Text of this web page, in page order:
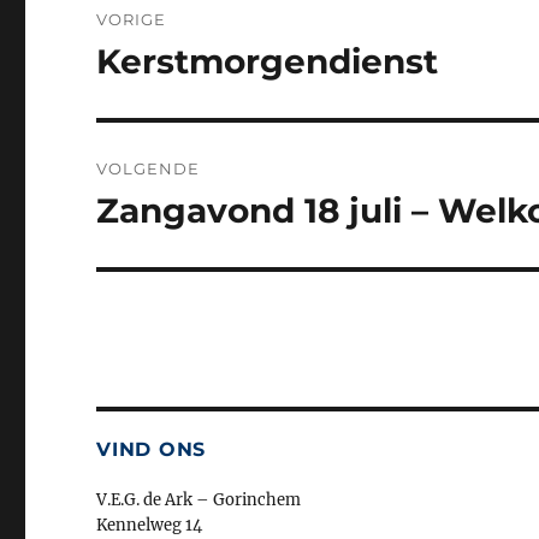
navigatie
VORIGE
Vorig
Kerstmorgendienst
VOLGENDE
Volgend
Zangavond 18 juli –
VIND ONS
V.E.G. de Ark – Gorinchem
Kennelweg 14